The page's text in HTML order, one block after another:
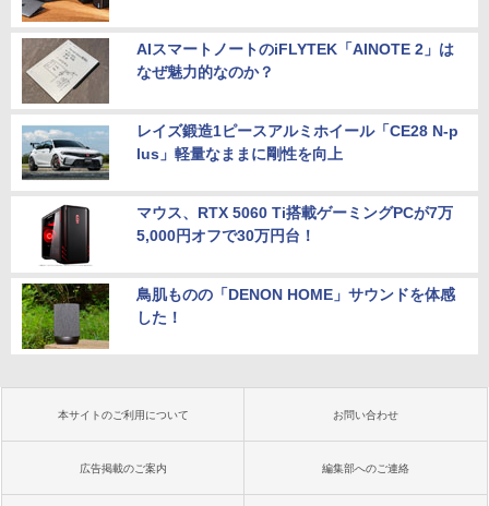
AIスマートノートのiFLYTEK「AINOTE 2」は
なぜ魅力的なのか？
レイズ鍛造1ピースアルミホイール「CE28 N-p
lus」軽量なままに剛性を向上
マウス、RTX 5060 Ti搭載ゲーミングPCが7万
5,000円オフで30万円台！
鳥肌ものの「DENON HOME」サウンドを体感
した！
本サイトのご利用について お問い合わせ
広告掲載のご案内 編集部へのご連絡